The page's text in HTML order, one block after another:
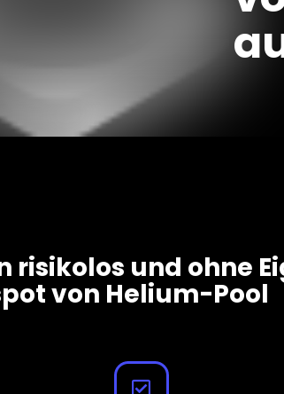
risikolos und ohne
von Helium-Pool